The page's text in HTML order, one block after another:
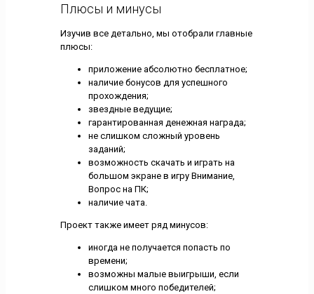
Плюсы и минусы
Изучив все детально, мы отобрали главные
плюсы:
приложение абсолютно бесплатное;
наличие бонусов для успешного
прохождения;
звездные ведущие;
гарантированная денежная награда;
не слишком сложный уровень
заданий;
возможность скачать и играть на
большом экране в игру Внимание,
Вопрос на ПК;
наличие чата.
Проект также имеет ряд минусов:
иногда не получается попасть по
времени;
возможны малые выигрыши, если
слишком много победителей;